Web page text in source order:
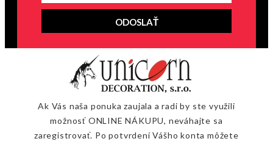
ODOSLAŤ
Ak Vás naša ponuka zaujala a radi by ste využili
možnosť ONLINE NÁKUPU, neváhajte sa
zaregistrovať. Po potvrdení Vášho konta môžete